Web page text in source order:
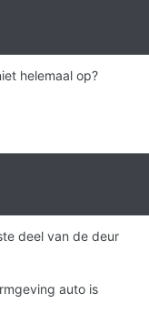
helemaal op?
deel van de deur
auto is